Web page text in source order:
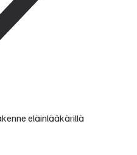
eläinlääkärillä